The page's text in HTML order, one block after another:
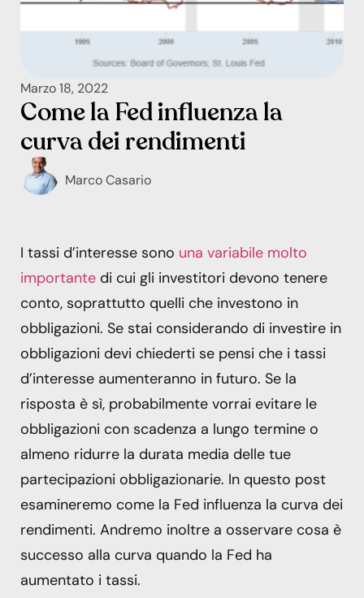
Marzo 18, 2022
Come la Fed influenza la
curva dei rendimenti
Marco Casario
I tassi d’interesse sono una variabile molto
importante di cui gli investitori devono tenere
conto, soprattutto quelli che investono in
obbligazioni. Se stai considerando di investire in
obbligazioni devi chiederti se pensi che i tassi
d’interesse aumenteranno in futuro. Se la
risposta è sì, probabilmente vorrai evitare le
obbligazioni con scadenza a lungo termine o
almeno ridurre la durata media delle tue
partecipazioni obbligazionarie. In questo post
esamineremo come la Fed influenza la curva dei
rendimenti. Andremo inoltre a osservare cosa è
successo alla curva quando la Fed ha
aumentato i tassi.